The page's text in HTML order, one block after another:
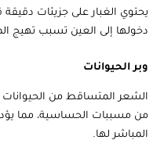
يحتوي الغبار على جزيئات
دخولها إلى العين تسبب تهيج
وبر الحيوانات
الشعر المتساقط من الحيوانات
من مسببات الحساسية، مما
المباشر لها.